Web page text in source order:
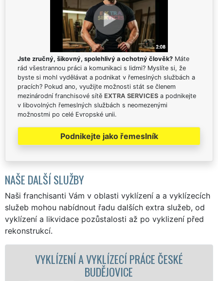
Jste zručný, šikovný, spolehlivý a ochotný člověk? Máte
rád všestrannou práci a komunikaci s lidmi? Myslíte si, že
byste si mohl vydělávat a podnikat v řemeslných službách a
pracích? Pokud ano, využijte možnosti stát se členem
mezinárodní franchisové sítě EXTRA SERVICES a podnikejte
v libovolných řemeslných službách s neomezenými
možnostmi po celé Evropské unii.
Podnikejte jako řemeslník
NAŠE DALŠÍ SLUŽBY
Naši franchisanti Vám v oblasti vyklízení a a vyklízecích
služeb mohou nabídnout řadu dalších extra služeb, od
vyklízení a likvidace pozůstalosti až po vyklizení před
rekonstrukcí.
PRÁCE ČESKÉ VYKLÍZECÍ PRÁCE